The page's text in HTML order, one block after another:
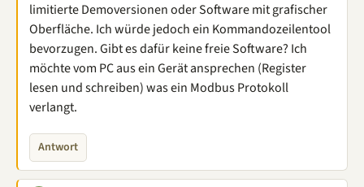
limitierte Demoversionen oder Software mit grafischer
Oberfläche. Ich würde jedoch ein Kommandozeilentool
bevorzugen. Gibt es dafür keine freie Software? Ich
möchte vom PC aus ein Gerät ansprechen (Register
lesen und schreiben) was ein Modbus Protokoll
verlangt.
Antwort